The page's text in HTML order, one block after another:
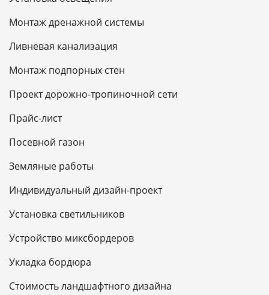
Монтаж дренажной системы
Ливневая канализация
Монтаж подпорных стен
Проект дорожно-тропиночной сети
Прайс-лист
Посевной газон
Земляные работы
Индивидуальный дизайн-проект
Установка светильников
Устройство миксбордеров
Укладка бордюра
Стоимость ландшафтного дизайна